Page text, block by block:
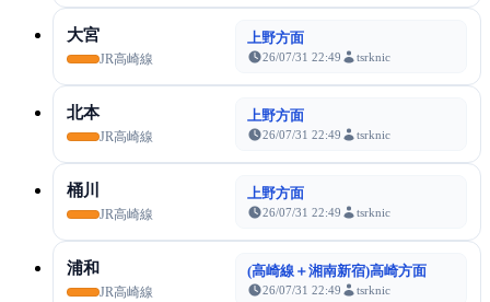
大宮
JR高崎線
上野方面
26/07/31 22:49 tsrknic
北本
JR高崎線
上野方面
26/07/31 22:49 tsrknic
桶川
JR高崎線
上野方面
26/07/31 22:49 tsrknic
浦和
JR高崎線
(高崎線＋湘南新宿)高崎方面
26/07/31 22:49 tsrknic